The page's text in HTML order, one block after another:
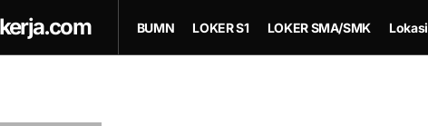
BUMN LOKER S1 LOKER SMA/SMK Lokasi